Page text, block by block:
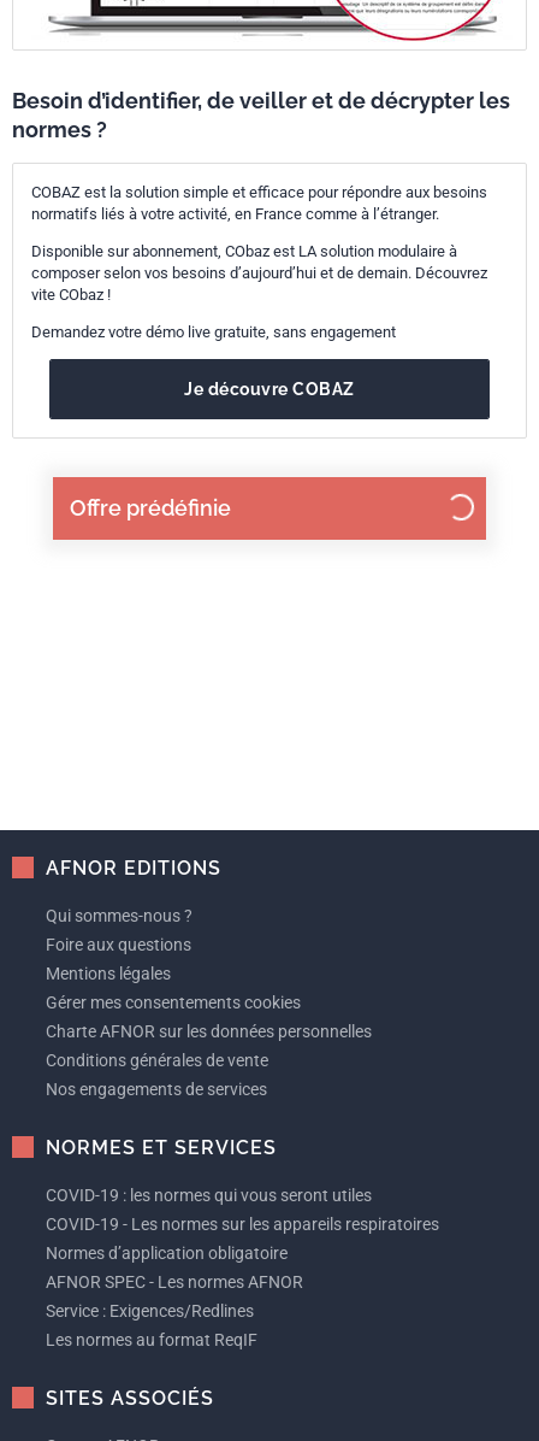
Offre prédéfinie
Besoin d’identifier, de veiller et de décrypter les
normes ?
COBAZ est la solution simple et efficace pour répondre aux besoins
normatifs liés à votre activité, en France comme à l’étranger.
Disponible sur abonnement, CObaz est LA solution modulaire à
composer selon vos besoins d’aujourd’hui et de demain. Découvrez
vite CObaz !
Demandez votre démo live gratuite, sans engagement
Je découvre COBAZ
AFNOR EDITIONS
Qui sommes-nous ?
Foire aux questions
Mentions légales
Gérer mes consentements cookies
Charte AFNOR sur les données personnelles
Conditions générales de vente
Nos engagements de services
NORMES ET SERVICES
COVID-19 : les normes qui vous seront utiles
COVID-19 - Les normes sur les appareils respiratoires
Normes d’application obligatoire
AFNOR SPEC - Les normes AFNOR
Service : Exigences/Redlines
Les normes au format ReqIF
SITES ASSOCIÉS